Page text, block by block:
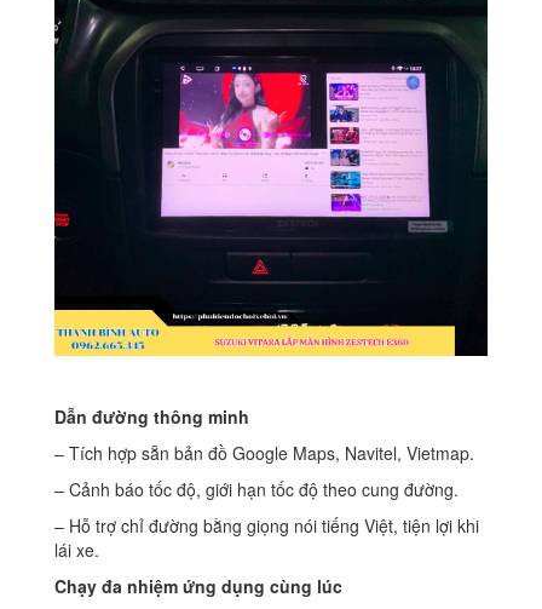
Dẫn đường thông minh
– Tích hợp sẵn bản đồ Google Maps, Navitel, Vietmap.
– Cảnh báo tốc độ, giới hạn tốc độ theo cung đường.
– Hỗ trợ chỉ đường bằng giọng nói tiếng Việt, tiện lợi khi
lái xe.
Chạy đa nhiệm ứng dụng cùng lúc